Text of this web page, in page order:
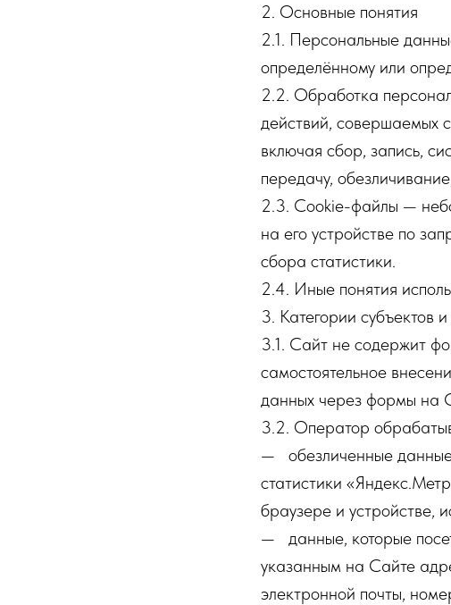
2. Основные понятия
2.1. Персональные
определённому или
2.2. Обработка
действий, совершаемых
включая сбор, запись,
передачу,
2.3. Cookie-файлы —
на его устройстве по
сбора статистики.
2.4. Иные понятия
3. Категории субъектов
3.1. Сайт не содержит
самостоятельное
данных через формы на
3.2. Оператор
— обезличенные данные
статистики
браузере и устройстве,
— данные, которые
указанным на Сайте
электронной почты,